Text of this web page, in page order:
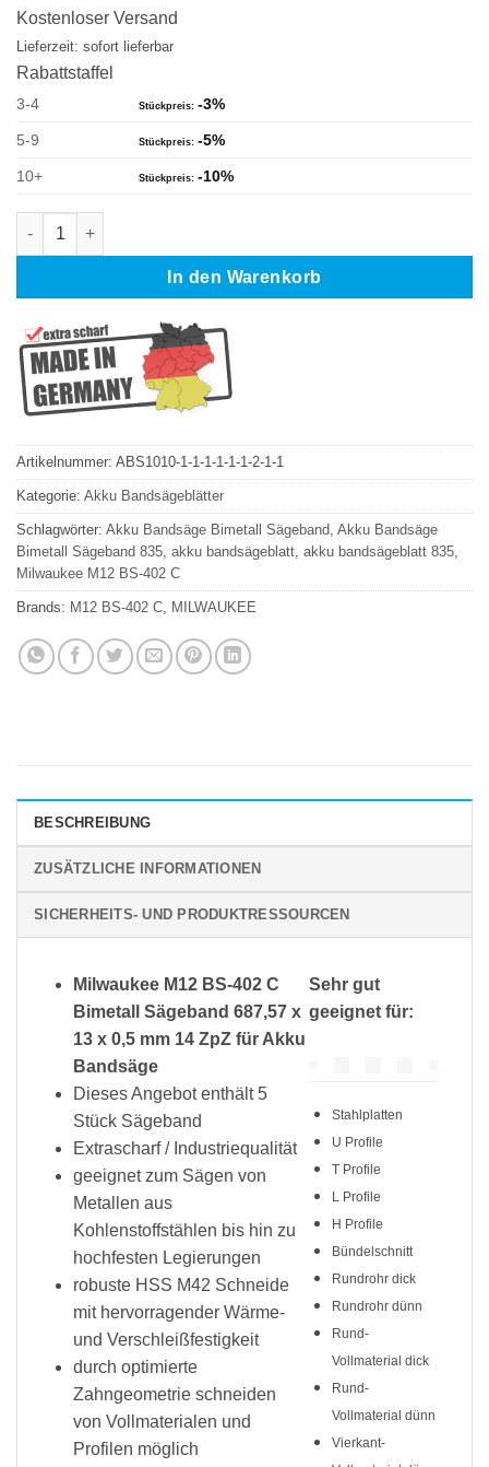
95,00 €
Kostenloser Versand
Lieferzeit: sofort lieferbar
Rabattstaffel
3-4 -3%
5-9 -5%
10+ -10%
Milwaukee M12 BS-402 C Bimetall Sägeband 687,57 x 13 x
In den Warenkorb
Artikelnummer: ABS1010-1-1-1-1-1-1-2-1-1
Kategorie: Akku Bandsägeblätter
Schlagwörter: Akku Bandsäge Bimetall Sägeband, Akku Bandsäge
Bimetall Sägeband 835, akku bandsägeblatt, akku bandsägeblatt 835,
Milwaukee M12 BS-402 C
Brands: M12 BS-402 C, MILWAUKEE
BESCHREIBUNG
ZUSÄTZLICHE INFORMATIONEN
SICHERHEITS- UND PRODUKTRESSOURCEN
Milwaukee M12 BS-402 C
Bimetall Sägeband 687,57 x
13 x 0,5 mm 14 ZpZ für Akku
Bandsäge
Dieses Angebot enthält 5
Stück Sägeband
Extrascharf / Industriequalität
geeignet zum Sägen von
Metallen aus
Kohlenstoffstählen bis hin zu
hochfesten Legierungen
robuste HSS M42 Schneide
mit hervorragender Wärme-
und Verschleißfestigkeit
durch optimierte
Zahngeometrie schneiden
von Vollmaterialen und
Profilen möglich
Sehr gut
geeignet für:
Stahlplatten
U Profile
T Profile
L Profile
H Profile
Bündelschnitt
Rundrohr dick
Rundrohr dünn
Rund-
Vollmaterial dick
Rund-
Vollmaterial dünn
Vierkant-